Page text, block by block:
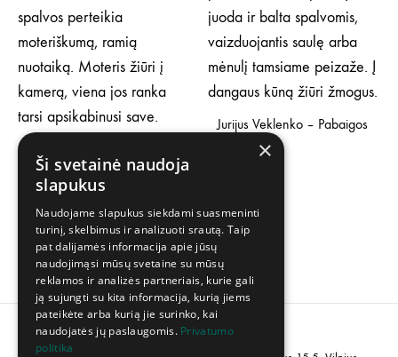
EP
25,00€
Jurijus Veklenko – Pabaigos
Pradžia LP
×
Ši svetainė naudoja
slapukus
Naudojame slapukus siekdami suasmeninti
turinį, skelbimus ir analizuoti srautą. Taip
pat dalijamės informacija apie jūsų
naudojimąsi mūsų svetaine su mūsų
reklamos ir analizės partneriais, kurie gali
ją sujungti su kita informacija, kurią jiems
pateikėte arba kurią jie surinko, kai
naudojatės jų paslaugomis. Privatumo
politika